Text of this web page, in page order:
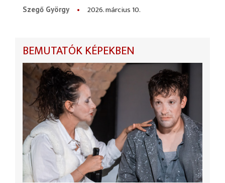
Szegő György
2026. március 10.
BEMUTATÓK KÉPEKBEN